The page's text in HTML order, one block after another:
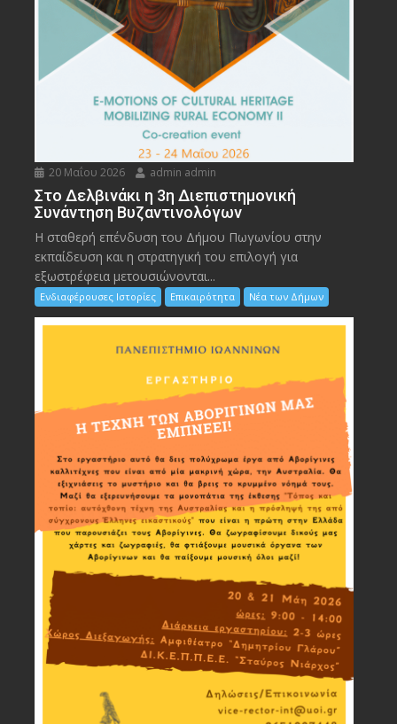
20 Μαΐου 2026 admin admin
Στο Δελβινάκι η 3η Διεπιστημονική
Συνάντηση Βυζαντινολόγων
Η σταθερή επένδυση του Δήμου Πωγωνίου στην
εκπαίδευση και η στρατηγική του επιλογή για
εξωστρέφεια μετουσιώνονται...
Ενδιαφέρουσες Ιστορίες Επικαιρότητα Νέα των Δήμων